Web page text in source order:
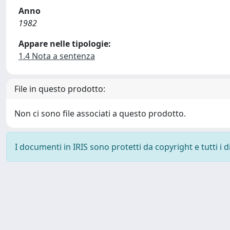
Anno
1982
Appare nelle tipologie:
1.4 Nota a sentenza
File in questo prodotto:
Non ci sono file associati a questo prodotto.
I documenti in IRIS sono protetti da copyright e tutti i